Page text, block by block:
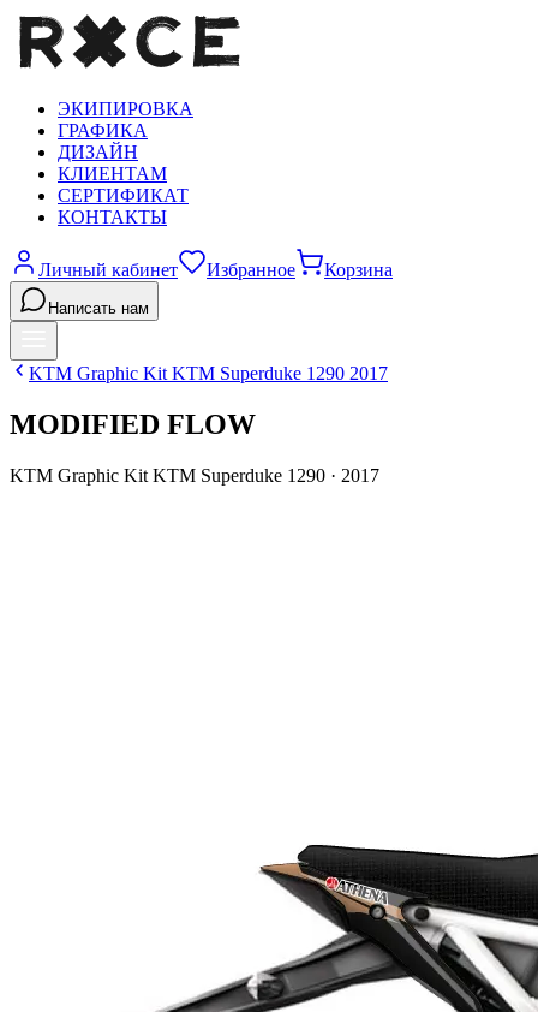
ЭКИПИРОВКА
ГРАФИКА
ДИЗАЙН
КЛИЕНТАМ
СЕРТИФИКАТ
КОНТАКТЫ
Личный кабинет Избранное Корзина
Написать нам
KTM Graphic Kit KTM Superduke 1290 2017
MODIFIED FLOW
KTM Graphic Kit KTM Superduke 1290 · 2017